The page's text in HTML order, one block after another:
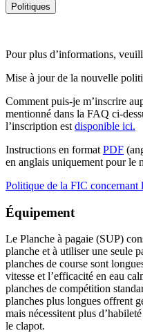
Politiques
Pour plus d’informations,
Mise à jour de la nouvelle
Comment puis-je m’inscrire
mentionné dans la FAQ ci-
l’inscription est disponible ici.
Instructions en format PDF
en anglais uniquement pour le
Politique de la FIC concernant
Équipement
Le Planche à pagaie (SUP)
planche et à utiliser une seule
planches de course sont
vitesse et l’efficacité en eau
planches de compétition
planches plus longues offrent
mais nécessitent plus
le clapot.